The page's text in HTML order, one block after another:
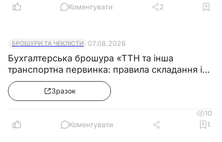
Коментувати
2
БРОШУРИ ТА ЧЕКЛІСТИ 07.08.2026
Бухгалтерська брошура «ТТН та інша
транспортна первинка: правила складання і
зразки»
Зразок
10
Коментувати
1